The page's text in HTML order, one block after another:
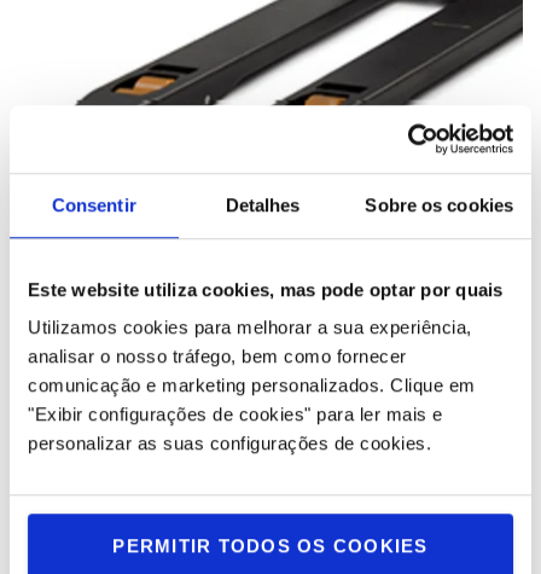
Consentir Detalhes Sobre os cookies
Este website utiliza cookies, mas pode optar por quais
Utilizamos cookies para melhorar a sua experiência,
analisar o nosso tráfego, bem como fornecer
comunicação e marketing personalizados. Clique em
"Exibir configurações de cookies" para ler mais e
personalizar as suas configurações de cookies.
PERMITIR TODOS OS COOKIES
Simplesmente robusto
A espessura e a soldadura dos garfos e da estrutura
garantem a sua robustez. O compartimento da bateria está
equipado com uma placa de proteção para evitar danos na
bateria.